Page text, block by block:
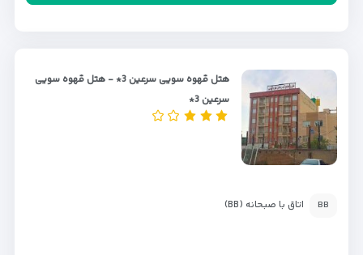
هتل قهوه سویی سرعین 3* - هتل قهوه سویی
سرعین 3*
BB اتاق با صبحانه (BB)